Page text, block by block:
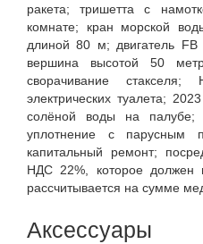
ракета; тришетта с
комнате; кран морской
длиной 80 м; двигатель
вершина высотой 50
сворачивание
электрических туалета;
солёной воды на
уплотнение с парусным
капитальный ремонт;
НДС 22%, которое должен
рассчитывается на сумме
Аксессуары